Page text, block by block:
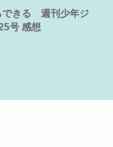
できる 週刊少年ジ
号 感想